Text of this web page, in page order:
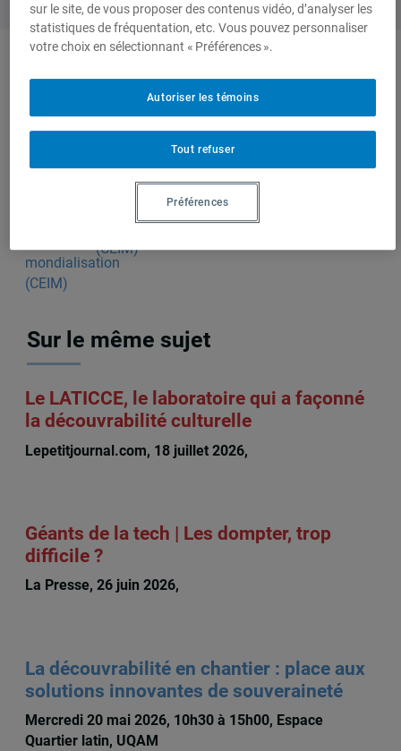
Produit par
d'études sur
l'intégration et
mondialisation
(CEIM)
Sur le même sujet
Le LATICCE, le laboratoire qui a façonné
la découvrabilité culturelle
Lepetitjournal.com, 18 juillet 2026,
Géants de la tech | Les dompter, trop
difficile ?
La Presse, 26 juin 2026,
La découvrabilité en chantier : place aux
solutions innovantes de souveraineté
Mercredi 20 mai 2026, 10h30 à 15h00, Espace
Quartier latin, UQAM
sur le site, de vous proposer des contenus vidéo, d’analyser les
statistiques de fréquentation, etc. Vous pouvez personnaliser
votre choix en sélectionnant « Préférences ».
Tout refuser
Autoriser les témoins
Préférences